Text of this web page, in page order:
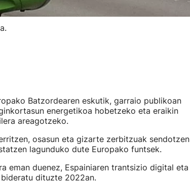
Batzordearen eskutik, garraio publikoan
energetikoa hobetzeko eta eraikin
areagotzeko.
osasun eta gizarte zerbitzuak sendotzen
lagunduko dute Europako funtsek.
eman duenez, Espainiaren trantsizio digital eta
dituzte 2022an.